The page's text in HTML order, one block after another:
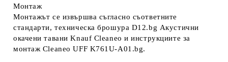
Монтаж
Монтажът се извършва съгласно съответните
стандарти, техническа брошура D12.bg Акустични
окачени тавани Knauf Cleaneo и инструкциите за
монтаж Cleaneo UFF K761U-A01.bg.